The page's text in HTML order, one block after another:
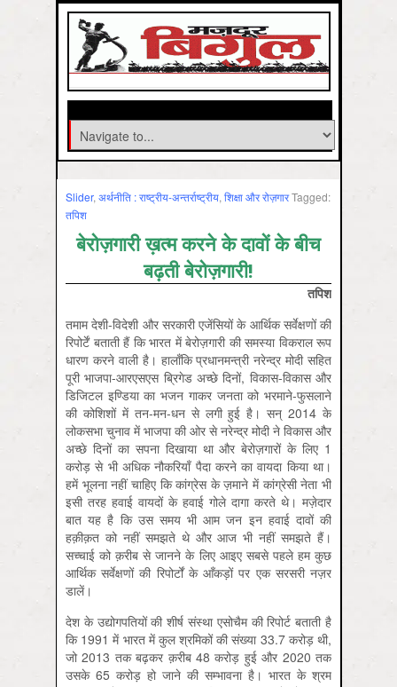
Slider, अर्थनीति : राष्‍ट्रीय-अन्‍तर्राष्‍ट्रीय, शिक्षा और रोज़गारTagged:
तपिश
बेरोज़गारी ख़त्म करने के दावों के बीच
बढ़ती बेरोज़गारी!
तपिश
तमाम देशी-विदेशी और सरकारी एजेंसियों के आर्थिक सर्वेक्षणों की
रिपोर्टें बताती हैं कि भारत में बेरोज़गारी की समस्या विकराल रूप
धारण करने वाली है। हालाँकि प्रधानमन्त्री नरेन्द्र मोदी सहित
पूरी भाजपा-आरएसएस ब्रिगेड अच्छे दिनों, विकास-विकास और
डिजिटल इण्डिया का भजन गाकर जनता को भरमाने-फुसलाने
की कोशिशों में तन-मन-धन से लगी हुई है। सन् 2014 के
लोकसभा चुनाव में भाजपा की ओर से नरेन्द्र मोदी ने विकास और
अच्छे दिनों का सपना दिखाया था और बेरोज़गारों के लिए 1
करोड़ से भी अधिक नौकरियाँ पैदा करने का वायदा किया था।
हमें भूलना नहीं चाहिए कि कांग्रेस के ज़माने में कांग्रेसी नेता भी
इसी तरह हवाई वायदों के हवाई गोले दागा करते थे। मज़ेदार
बात यह है कि उस समय भी आम जन इन हवाई दावों की
हक़ीक़त को नहीं समझते थे और आज भी नहीं समझते हैं।
सच्चाई को क़रीब से जानने के लिए आइए सबसे पहले हम कुछ
आर्थिक सर्वेक्षणों की रिपोर्टों के आँकड़ों पर एक सरसरी नज़र
डालें।
देश के उद्योगपतियों की शीर्ष संस्था एसोचैम की रिपोर्ट बताती है
कि 1991 में भारत में कुल श्रमिकों की संख्या 33.7 करोड़ थी,
जो 2013 तक बढ़कर क़रीब 48 करोड़ हुई और 2020 तक
उसके 65 करोड़ हो जाने की सम्भावना है। भारत के श्रम